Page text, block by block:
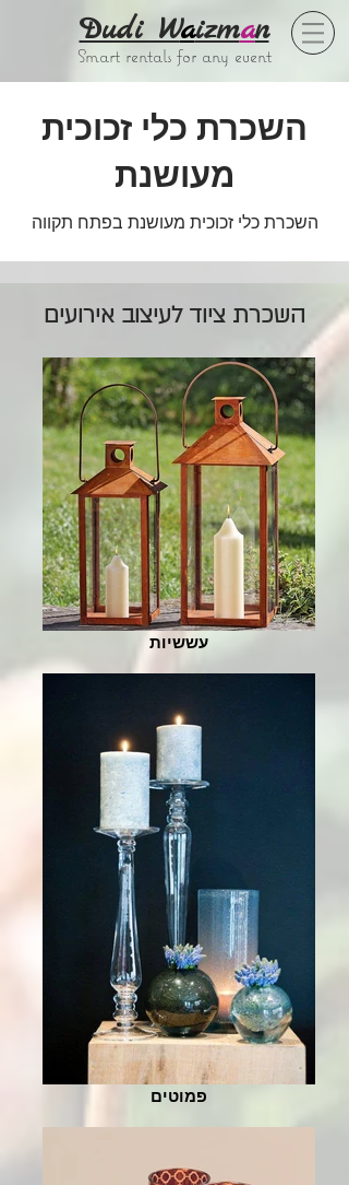
Dudi Waizman
Smart rentals for any event
השכרת כלי זכוכית
מעושנת
השכרת כלי זכוכית מעושנת בפתח תקווה
עששיות
פמוטים